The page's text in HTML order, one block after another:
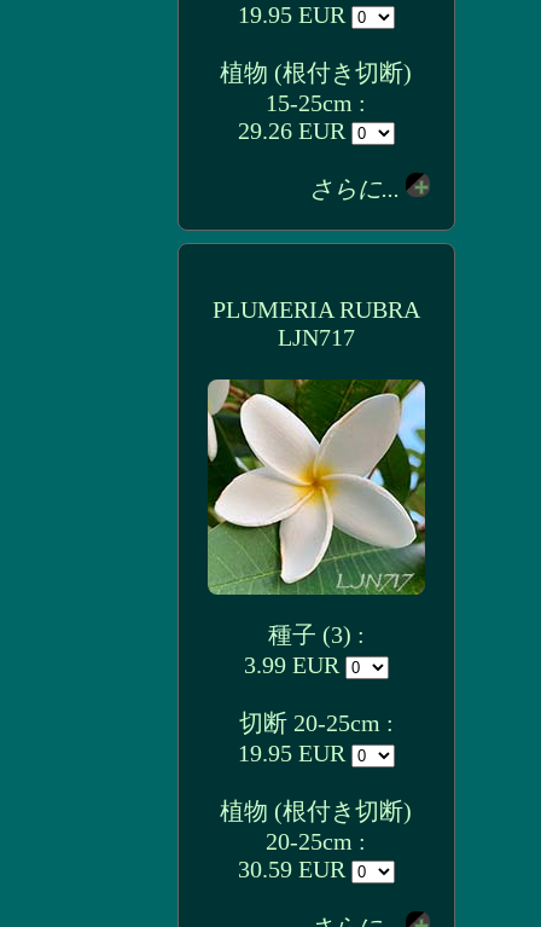
19.95 EUR
植物 (根付き切断)
15-25cm :
29.26 EUR
さらに...
PLUMERIA RUBRA
LJN717
種子 (3) :
3.99 EUR
切断 20-25cm :
19.95 EUR
植物 (根付き切断)
20-25cm :
30.59 EUR